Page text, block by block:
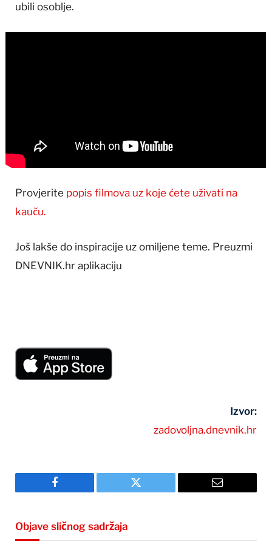
ubili osoblje.
Provjerite popis filmova uz koje ćete uživati na
kauču.
Još lakše do inspiracije uz omiljene teme. Preuzmi
DNEVNIK.hr aplikaciju
Izvor:
zadovoljna.dnevnik.hr
Facebook Twitter Email
Objave sličnog sadržaja